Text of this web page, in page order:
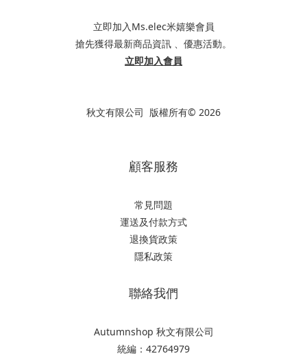
立即加入Ms.elec米嬉樂會員
搶先獲得最新商品資訊 、優惠活動。
立即加入會員
秋文有限公司 版權所有© 2026
顧客服務
常見問題
運送及付款方式
退換貨政策
隱私政策
聯絡我們
Autumnshop 秋文有限公司
統編：42764979